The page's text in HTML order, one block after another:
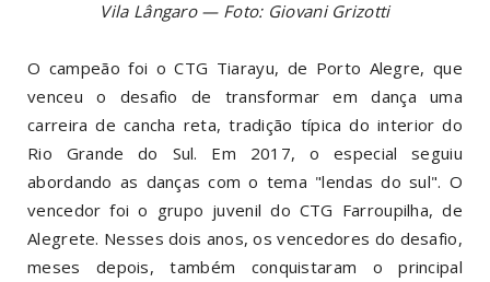
Vila Lângaro — Foto: Giovani Grizotti
O campeão foi o CTG Tiarayu, de Porto Alegre, que
venceu o desafio de transformar em dança uma
carreira de cancha reta, tradição típica do interior do
Rio Grande do Sul. Em 2017, o especial seguiu
abordando as danças com o tema "lendas do sul". O
vencedor foi o grupo juvenil do CTG Farroupilha, de
Alegrete. Nesses dois anos, os vencedores do desafio,
meses depois, também conquistaram o principal